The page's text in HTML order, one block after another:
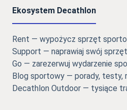
Ekosystem Decathlon
Rent — wypożycz sprzęt
Support — naprawiaj swój sprzęt
Go — zarezerwuj wydarzenie
Blog sportowy — porady, testy,
Decathlon Outdoor — tysiące